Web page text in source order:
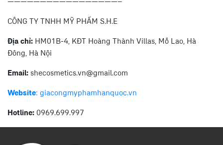
—————————————————–
CÔNG TY TNHH MỸ PHẨM S.H.E
Địa chỉ: HM01B-4, KĐT Hoàng Thành Villas, Mỗ Lao, Hà
Đông, Hà Nội
Email: shecosmetics.vn@gmail.com
Website: giacongmyphamhanquoc.vn
Hotline: 0969.699.997